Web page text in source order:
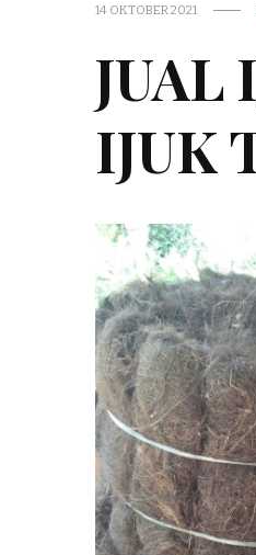
14 OKTOBER 2021
JUAL
IJUK